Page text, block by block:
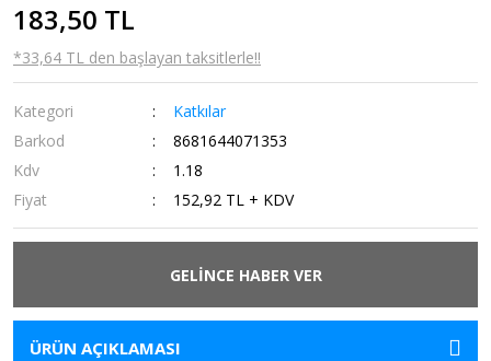
183,50 TL
*33,64 TL den başlayan taksitlerle!!
Kategori
Katkılar
Barkod
8681644071353
Kdv
1.18
Fiyat
152,92 TL + KDV
GELİNCE HABER VER
ÜRÜN AÇIKLAMASI